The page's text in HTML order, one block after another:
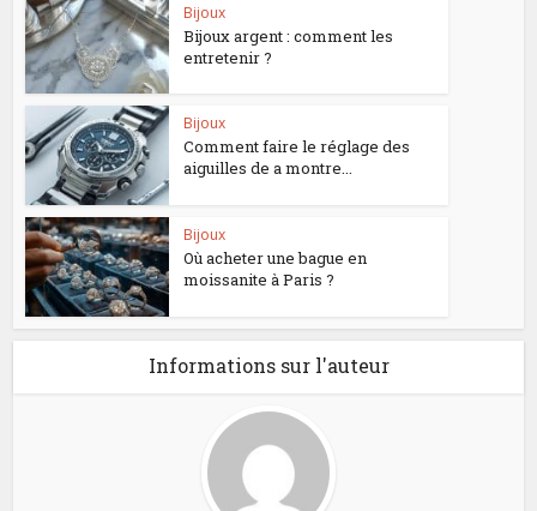
Bijoux
Bijoux argent : comment les
entretenir ?
Bijoux
Comment faire le réglage des
aiguilles de a montre...
Bijoux
Où acheter une bague en
moissanite à Paris ?
Informations sur l'auteur